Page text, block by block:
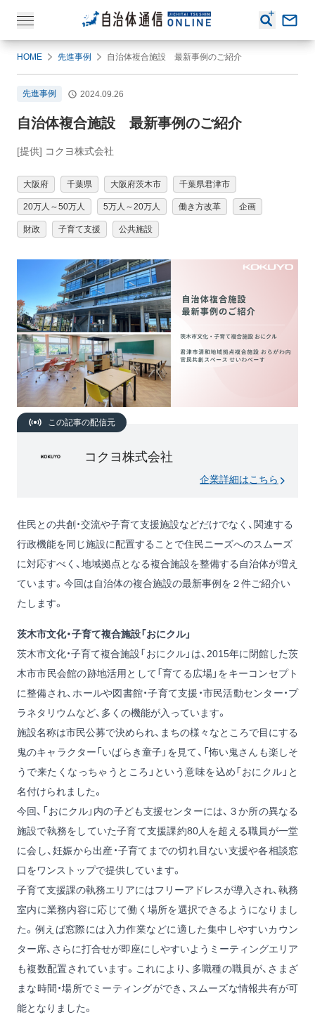
HOME 先進事例 自治体複合施設 最新事例のご紹介
先進事例 2024.09.26
自治体複合施設 最新事例のご紹介
[提供] コクヨ株式会社
大阪府 千葉県 大阪府茨木市 千葉県君津市
20万人～50万人 5万人～20万人 働き方改革 企画
財政 子育て支援 公共施設
この記事の配信元
コクヨ株式会社
企業詳細はこちら
住民との共創・交流や子育て支援施設などだけでなく、関連する
行政機能を同じ施設に配置することで住民ニーズへのスムーズ
に対応すべく、地域拠点となる複合施設を整備する自治体が増え
ています。今回は自治体の複合施設の最新事例を２件ご紹介い
たします。
茨木市文化・子育て複合施設「おにクル」
茨木市文化・子育て複合施設「おにクル」は、2015年に閉館した茨
木市市民会館の跡地活用として「育てる広場」をキーコンセプト
に整備され、ホールや図書館・子育て支援・市民活動センター・プ
ラネタリウムなど、多くの機能が入っています。
施設名称は市民公募で決められ、まちの様々なところで目にする
鬼のキャラクター「いばらき童子」を見て、「怖い鬼さんも楽しそ
うで来たくなっちゃうところ」という意味を込め「おにクル」と
名付けられました。
今回、「おにクル」内の子ども支援センターには、３か所の異なる
施設で執務をしていた子育て支援課約80人を超える職員が一堂
に会し、妊娠から出産・子育てまでの切れ目ない支援や各相談窓
口をワンストップで提供しています。
子育て支援課の執務エリアにはフリーアドレスが導入され、執務
室内に業務内容に応じて働く場所を選択できるようになりまし
た。例えば窓際には入力作業などに適した集中しやすいカウン
ター席、さらに打合せが即座にしやすいようミーティングエリア
も複数配置されています。これにより、多職種の職員が、さまざ
まな時間・場所でミーティングができ、スムーズな情報共有が可
能となりました。